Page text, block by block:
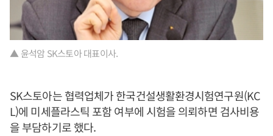
▲ 윤석암 SK스토아 대표이사.
SK스토아는 협력업체가 한국건설생활환경시험연구원(KC
L)에 미세플라스틱 포함 여부에 시험을 의뢰하면 검사비용
을 부담하기로 했다.